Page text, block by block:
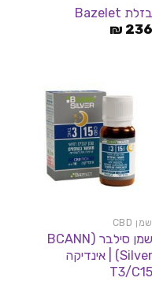
בזלת Bazelet
236
₪
שמן CBD
שמן סילבר (BCANN
Silver) | אינדיקה
T3/C15